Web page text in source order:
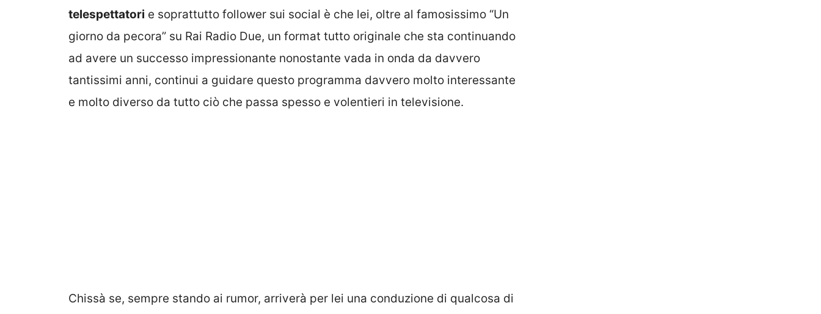
telespettatori e soprattutto follower sui social è che lei, oltre al famosissimo “Un
giorno da pecora” su Rai Radio Due, un format tutto originale che sta continuando
ad avere un successo impressionante nonostante vada in onda da davvero
tantissimi anni, continui a guidare questo programma davvero molto interessante
e molto diverso da tutto ciò che passa spesso e volentieri in televisione.
Chissà se, sempre stando ai rumor, arriverà per lei una conduzione di qualcosa di